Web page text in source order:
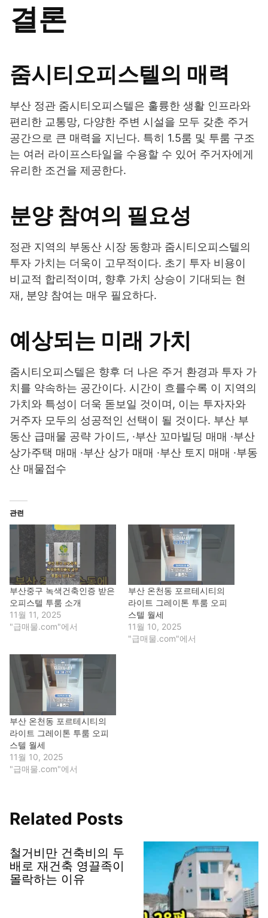
결론
줌시티오피스텔의 매력
부산 정관 줌시티오피스텔은 훌륭한 생활 인프라와
편리한 교통망, 다양한 주변 시설을 모두 갖춘 주거
공간으로 큰 매력을 지닌다. 특히 1.5룸 및 투룸 구조
는 여러 라이프스타일을 수용할 수 있어 주거자에게
유리한 조건을 제공한다.
분양 참여의 필요성
정관 지역의 부동산 시장 동향과 줌시티오피스텔의
투자 가치는 더욱이 고무적이다. 초기 투자 비용이
비교적 합리적이며, 향후 가치 상승이 기대되는 현
재, 분양 참여는 매우 필요하다.
예상되는 미래 가치
줌시티오피스텔은 향후 더 나은 주거 환경과 투자 가
치를 약속하는 공간이다. 시간이 흐를수록 이 지역의
가치와 특성이 더욱 돋보일 것이며, 이는 투자자와
거주자 모두의 성공적인 선택이 될 것이다. 부산 부
동산 급매물 공략 가이드, ·부산 꼬마빌딩 매매 ·부산
상가주택 매매 ·부산 상가 매매 ·부산 토지 매매 ·부동
산 매물접수
관련
부산중구 녹색건축인증 받은
오피스텔 투룸 소개
11월 11, 2025
"급매물.com"에서
부산 온천동 포르테시티의
라이트 그레이톤 투룸 오피
스텔 월세
11월 10, 2025
"급매물.com"에서
부산 온천동 포르테시티의
라이트 그레이톤 투룸 오피
스텔 월세
11월 10, 2025
"급매물.com"에서
Related Posts
철거비만 건축비의 두
배로 재건축 영끌족이
몰락하는 이유